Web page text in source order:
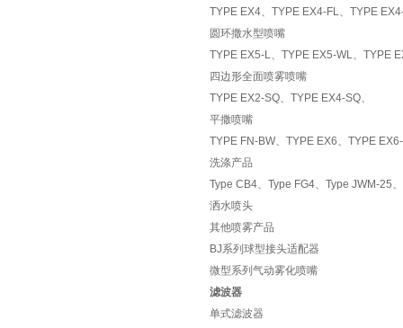
TYPE EX4、TYPE EX4-FL、TYPE
圆环撒水型喷嘴
TYPE EX5-L、TYPE EX5-WL、TYPE
四边形全面喷雾喷嘴
TYPE EX2-SQ、 TYPE EX4-SQ、
平撒喷嘴
TYPE FN-BW、TYPE EX6、TYPE
洗涤产品
Type CB4、Type FG4、Type JWM-25
洒水喷头
其他喷雾产品
BJ系列球型接头适配器
微型系列气动雾化喷嘴
滤波器
单式滤波器